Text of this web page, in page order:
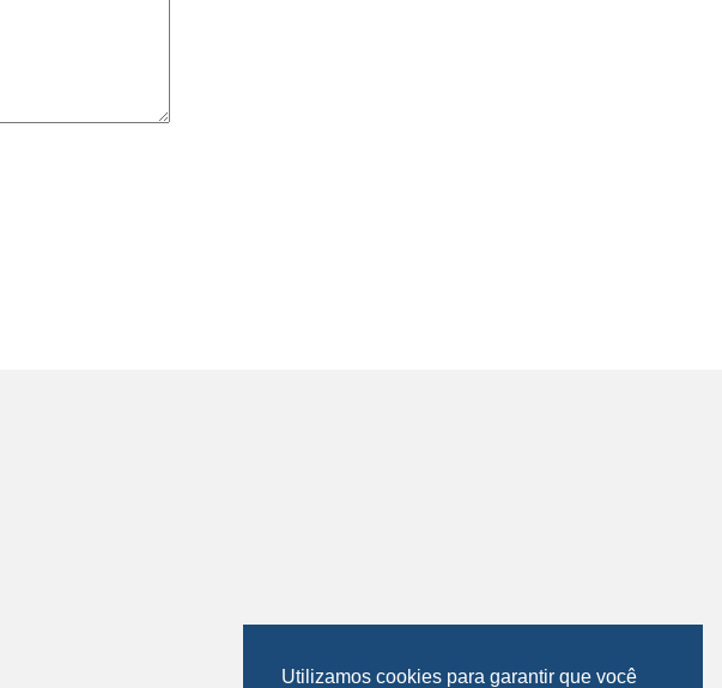
Utilizamos cookies para garantir que você